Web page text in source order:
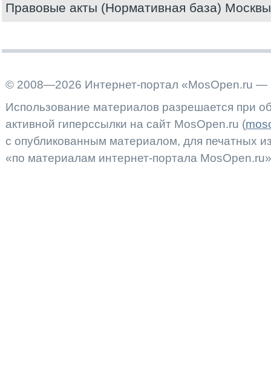
Правовые акты (Нормативная база) Москвы
© 2008—2026 Интернет-портал «MosOpen.ru —
Использование материалов разрешается при
активной гиперссылки на сайт MosOpen.ru (
с опубликованным материалом, для печатных
«по материалам интернет-портала